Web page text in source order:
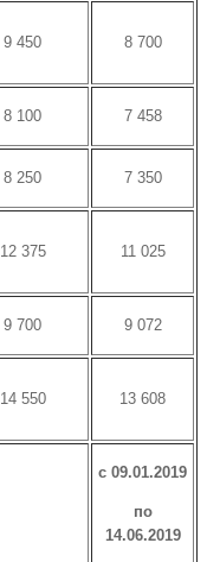
9 450 8 700
8 100 7 458
8 250 7 350
12 375 11 025
9 700 9 072
14 550 13 608
с 09.01.2019
по
14.06.2019